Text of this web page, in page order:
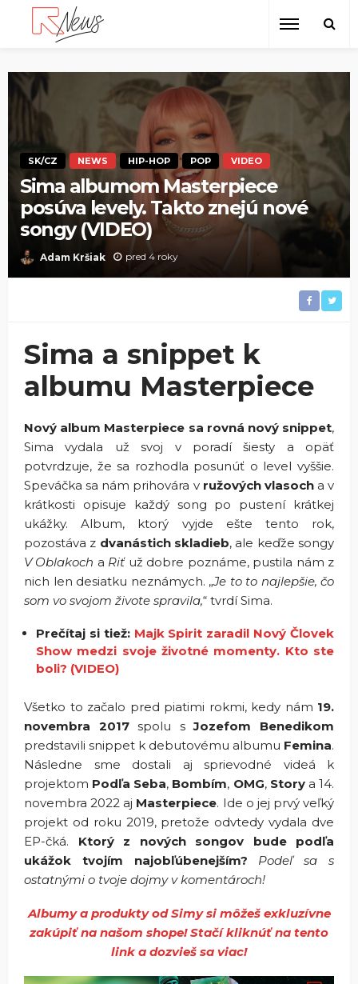
SK/CZ NEWS HIP-HOP POP VIDEO
Sima albumom Masterpiece
posúva levely. Takto znejú nové
songy (VIDEO)
Adam Kršiak pred 4 roky
Sima a snippet k
albumu Masterpiece
Nový album Masterpiece sa rovná nový snippet,
Sima vydala už svoj v poradí šiesty a opäť
potvrdzuje, že sa rozhodla posunúť o level vyššie.
Speváčka sa nám prihovára v ružových vlasocha v
krátkosti opisuje každý song po pustení krátkej
ukážky. Album, ktorý vyjde ešte tento rok,
pozostáva z dvanástich skladieb, ale keďže songy
V Oblakoch a Riťuž dobre poznáme, pustila nám z
nich len desiatku neznámych. „Je to to najlepšie, čo
som vo svojom živote spravila,“ tvrdí Sima.
Prečítaj si tiež: Majk Spirit zaradil Nový Človek
Show medzi svoje životné momenty. Kto ste
boli? (VIDEO)
Všetko to začalo pred piatimi rokmi, kedy nám 19.
novembra 2017spolu sJozefom Benedikom
predstavili snippet k debutovému albumu Femina.
Následne sme dostali aj sprievodné videá k
projektom Podľa Seba, Bombím, OMG, Storya 14.
novembra 2022 aj Masterpiece. Ide o jej prvý veľký
projekt od roku 2019, pretože odvtedy vydala dve
EP-čká. Ktorý z nových songov bude podľa
ukážok tvojím najobľúbenejším?
Podeľ sa s
ostatnými o tvoje dojmy v komentároch!
Albumy a produkty od Simy si môžeš exkluzívne
zakúpiť na našom shope! Stačí kliknúť na tento
link a dozvieš sa viac!